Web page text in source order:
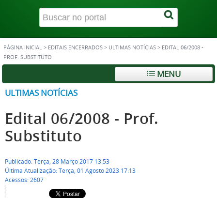
PÁGINA INICIAL > EDITAIS ENCERRADOS > ULTIMAS NOTÍCIAS > EDITAL 06/2008 -
PROF. SUBSTITUTO
MENU
ULTIMAS NOTÍCIAS
Edital 06/2008 - Prof.
Substituto
Publicado: Terça, 28 Março 2017 13:53
Última Atualização: Terça, 01 Agosto 2023 17:13
Acessos: 2607